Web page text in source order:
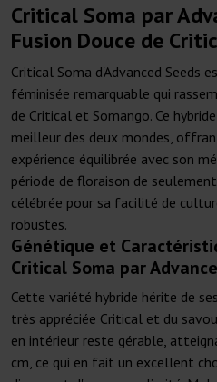
Critical Soma par
Fusion Douce de
Critical Soma d'Advanced Seeds
féminisée remarquable qui
de Critical et Somango. Ce
meilleur des deux mondes,
expérience équilibrée avec son
période de floraison de
célébrée pour sa facilité de
robustes.
Génétique et
Critical Soma par
Cette variété hybride hérite de
très appréciée Critical et du
en intérieur reste gérable,
cm, ce qui en fait un excellent